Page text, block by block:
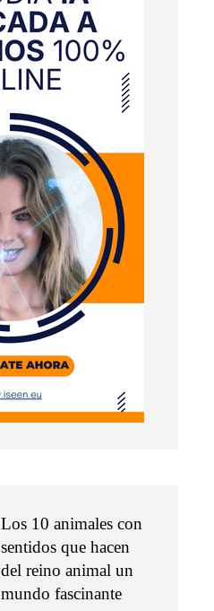
Los 10 animales con
sentidos que hacen
del reino animal un
mundo fascinante